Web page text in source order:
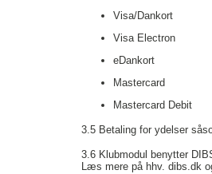
Visa/Dankort
Visa Electron
eDankort
Mastercard
Mastercard Debit
3.5 Betaling for ydelser
3.6 Klubmodul benytter
Læs mere på hhv. dibs.dk